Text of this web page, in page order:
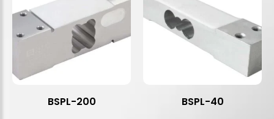
BSPL-200 BSPL-40